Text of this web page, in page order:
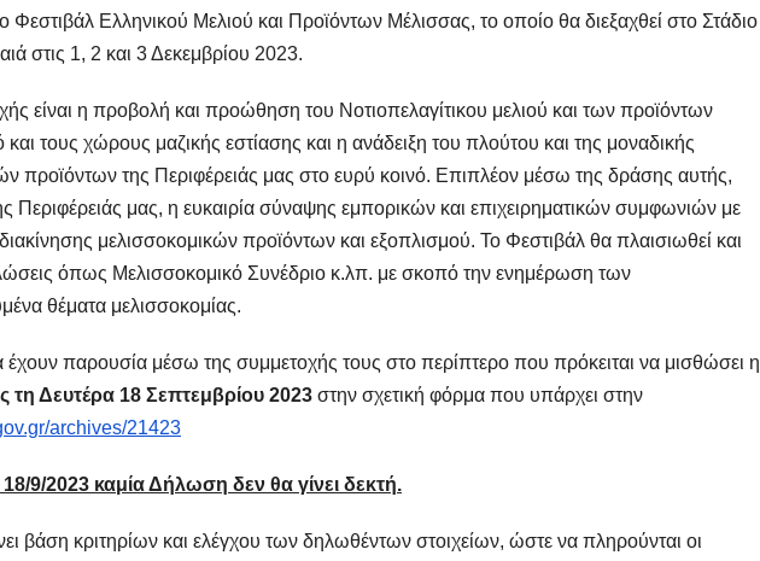
Φεστιβάλ Ελληνικού Μελιού και Προϊόντων Μέλισσας, το οποίο θα διεξαχθεί στο Στάδιο
στις 1, 2 και 3 Δεκεμβρίου 2023.
είναι η προβολή και προώθηση του Νοτιοπελαγίτικου μελιού και των προϊόντων
τους χώρους μαζικής εστίασης και η ανάδειξη του πλούτου και της μοναδικής
προϊόντων της Περιφέρειάς μας στο ευρύ κοινό. Επιπλέον μέσω της δράσης αυτής,
Περιφέρειάς μας, η ευκαιρία σύναψης εμπορικών και επιχειρηματικών συμφωνιών με
μελισσοκομικών προϊόντων και εξοπλισμού. Το Φεστιβάλ θα πλαισιωθεί και
όπως Μελισσοκομικό Συνέδριο κ.λπ. με σκοπό την ενημέρωση των
θέματα μελισσοκομίας.
έχουν παρουσία μέσω της συμμετοχής τους στο περίπτερο που πρόκειται να μισθώσει η
Δευτέρα 18 Σεπτεμβρίου 2023 στην σχετική φόρμα που υπάρχει στην
archives/21423
18/9/2023 καμία Δήλωση δεν θα γίνει δεκτή.
βάση κριτηρίων και ελέγχου των δηλωθέντων στοιχείων, ώστε να πληρούνται οι